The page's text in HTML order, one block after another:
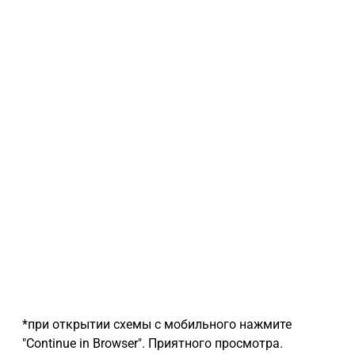
*при открытии схемы с мобильного нажмите
"Continue in Browser". Приятного просмотра.